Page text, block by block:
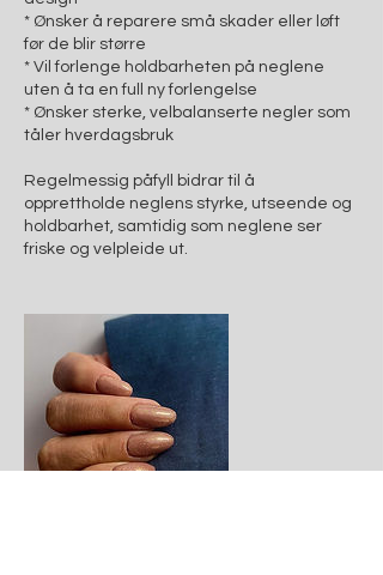
* Ønsker å reparere små skader eller løft
før de blir større
* Vil forlenge holdbarheten på neglene
uten å ta en full ny forlengelse
* Ønsker sterke, velbalanserte negler som
tåler hverdagsbruk
Regelmessig påfyll bidrar til å
opprettholde neglens styrke, utseende og
holdbarhet, samtidig som neglene ser
friske og velpleide ut.